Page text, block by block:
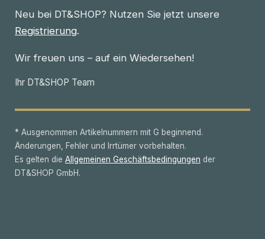
Neu bei DT&SHOP? Nutzen Sie jetzt unsere
Registrierung.
Wir freuen uns – auf ein Wiedersehen!
Ihr DT&SHOP Team
* Ausgenommen Artikelnummern mit G beginnend.
Änderungen, Fehler und Irrtümer vorbehalten.
Es gelten die Allgemeinen Geschäftsbedingungen der
DT&SHOP GmbH.